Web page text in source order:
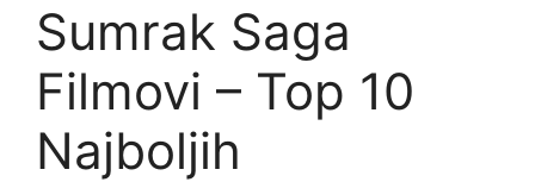
Sumrak Saga
Filmovi – Top 10
Najboljih